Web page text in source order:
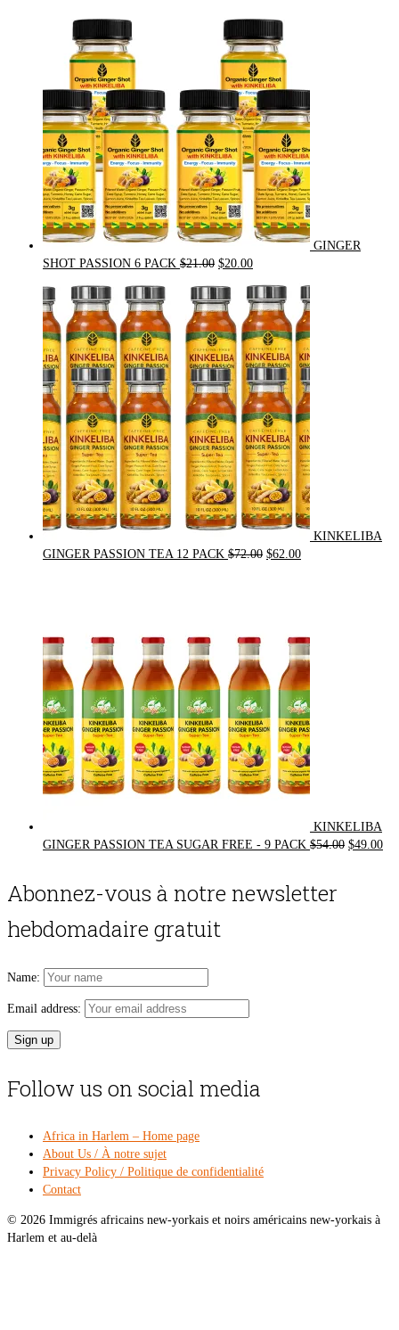
$54.00.
GINGER
SHOT PASSION 6 PACK $21.00 Original
was:
$21.00.
$20.00Current
is:
$20.00.
KINKELIBA
GINGER PASSION TEA 12 PACK $72.00 Original
$62.00Current
KINKELIBA
GINGER PASSION TEA SUGAR FREE - 9 PACK $54.00 Original
$49.00
Abonnez-vous à notre newsletter
hebdomadaire gratuit
Name:
Email address:
Follow us on social media
Africa in Harlem – Home page
About Us / À notre sujet
Privacy Policy / Politique de confidentialité
Contact
© 2026 Immigrés africains new-yorkais et noirs américains new-yorkais à
Harlem et au-delà